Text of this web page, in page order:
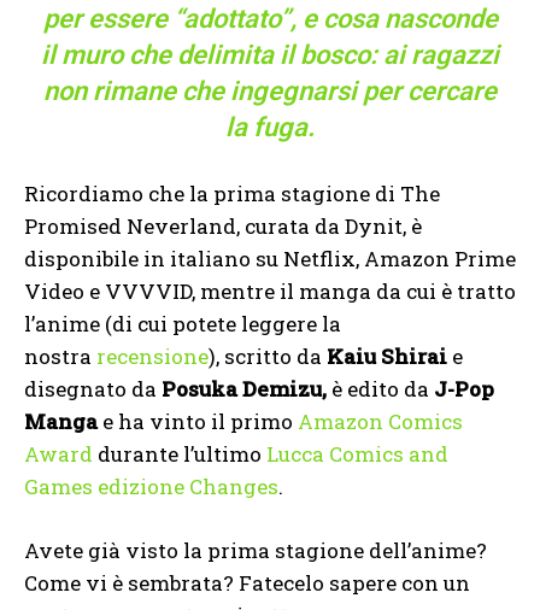
per essere “adottato”, e cosa nasconde
il muro che delimita il bosco: ai ragazzi
non rimane che ingegnarsi per cercare
la fuga.
Ricordiamo che la prima stagione di The
Promised Neverland, curata da Dynit, è
disponibile in italiano su Netflix, Amazon Prime
Video e VVVVID, mentre il manga da cui è tratto
l’anime (di cui potete leggere la
nostra recensione), scritto da Kaiu Shirai e
disegnato da Posuka Demizu, è edito da J-Pop
Mangae ha vinto il primo Amazon Comics
Award durante l’ultimo Lucca Comics and
Games edizione Changes.
Avete già visto la prima stagione dell’anime?
Come vi è sembrata? Fatecelo sapere con un